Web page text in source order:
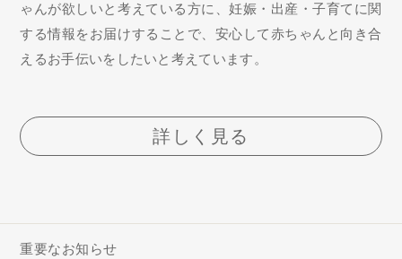
ゃんが欲しいと考えている方に、妊娠・出産・子育てに関
する情報をお届けすることで、安心して赤ちゃんと向き合
えるお手伝いをしたいと考えています。
詳しく見る
重要なお知らせ